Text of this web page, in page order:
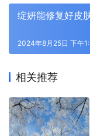
绽妍能修复好皮
2024年8月25日 下午
相关推荐